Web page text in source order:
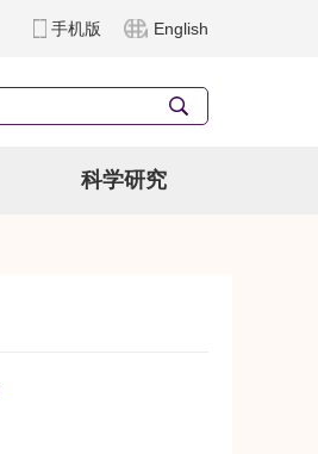
手机版 English
科学研究